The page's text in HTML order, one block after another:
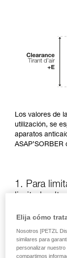
Los valores de
utilización, se
aparatos
1. Para
La posición del
usuario, influye
desgarro del
aumentan la
Elija cómo
Nosotros [PETZL
similares para
personalizar
compartimos